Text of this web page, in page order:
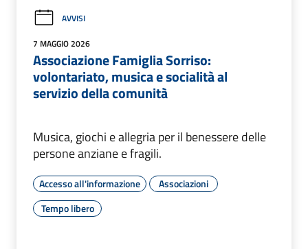
AVVISI
7 MAGGIO 2026
Associazione Famiglia Sorriso:
volontariato, musica e socialità al
servizio della comunità
Musica, giochi e allegria per il benessere delle
persone anziane e fragili.
Accesso all'informazione
Associazioni
Tempo libero